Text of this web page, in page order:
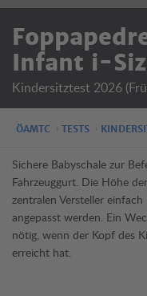
Infant i-
Kindersitztest 2026
ÖAMTC TESTS
Sichere Babyschale zur
Fahrzeuggurt. Die Höhe
zentralen Versteller
angepasst werden. Ein
nötig, wenn der Kopf des
erreicht hat.